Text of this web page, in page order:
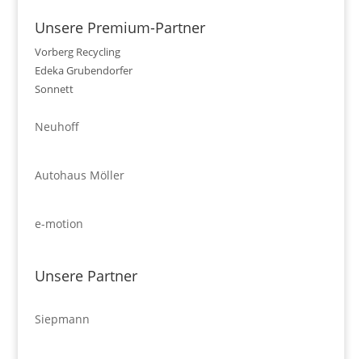
Unsere Premium-Partner
Vorberg Recycling
Edeka Grubendorfer
Sonnett
Neuhoff
Autohaus Möller
e-motion
Unsere Partner
Siepmann